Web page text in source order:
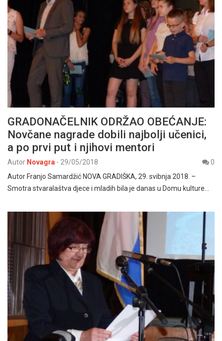
GRADONAČELNIK ODRŽAO OBEĆANJE:
Novčane nagrade dobili najbolji učenici,
a po prvi put i njihovi mentori
Autor Novagra - 29/05/2018
0
Autor Franjo Samardžić NOVA GRADIŠKA, 29. svibnja 2018. –
Smotra stvaralaštva djece i mladih bila je danas u Domu kulture…